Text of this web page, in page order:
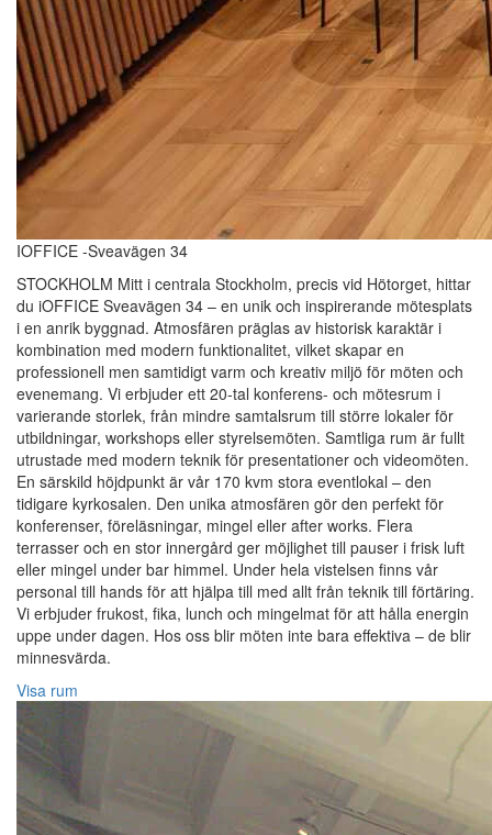
IOFFICE -Sveavägen 34
STOCKHOLM Mitt i centrala Stockholm, precis vid Hötorget, hittar
du iOFFICE Sveavägen 34 – en unik och inspirerande mötesplats
i en anrik byggnad. Atmosfären präglas av historisk karaktär i
kombination med modern funktionalitet, vilket skapar en
professionell men samtidigt varm och kreativ miljö för möten och
evenemang. Vi erbjuder ett 20-tal konferens- och mötesrum i
varierande storlek, från mindre samtalsrum till större lokaler för
utbildningar, workshops eller styrelsemöten. Samtliga rum är fullt
utrustade med modern teknik för presentationer och videomöten.
En särskild höjdpunkt är vår 170 kvm stora eventlokal – den
tidigare kyrkosalen. Den unika atmosfären gör den perfekt för
konferenser, föreläsningar, mingel eller after works. Flera
terrasser och en stor innergård ger möjlighet till pauser i frisk luft
eller mingel under bar himmel. Under hela vistelsen finns vår
personal till hands för att hjälpa till med allt från teknik till förtäring.
Vi erbjuder frukost, fika, lunch och mingelmat för att hålla energin
uppe under dagen. Hos oss blir möten inte bara effektiva – de blir
minnesvärda.
Visa rum